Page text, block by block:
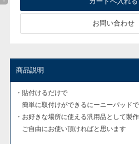
お問い合わせ
商品説明
・貼付けるだけで
簡単に取付けができるにーニーパッド
・お好きな場所に使える汎用品として製
ご自由にお使い頂ければと思います